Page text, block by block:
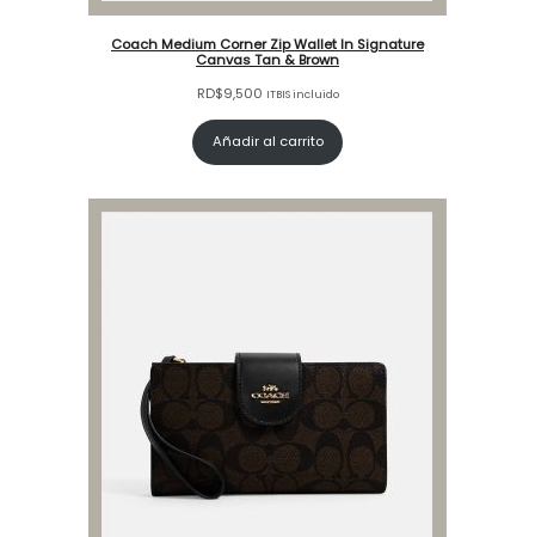
Coach Medium Corner Zip Wallet In Signature
Canvas Tan & Brown
RD$9,500 ITBIS incluido
Añadir al carrito